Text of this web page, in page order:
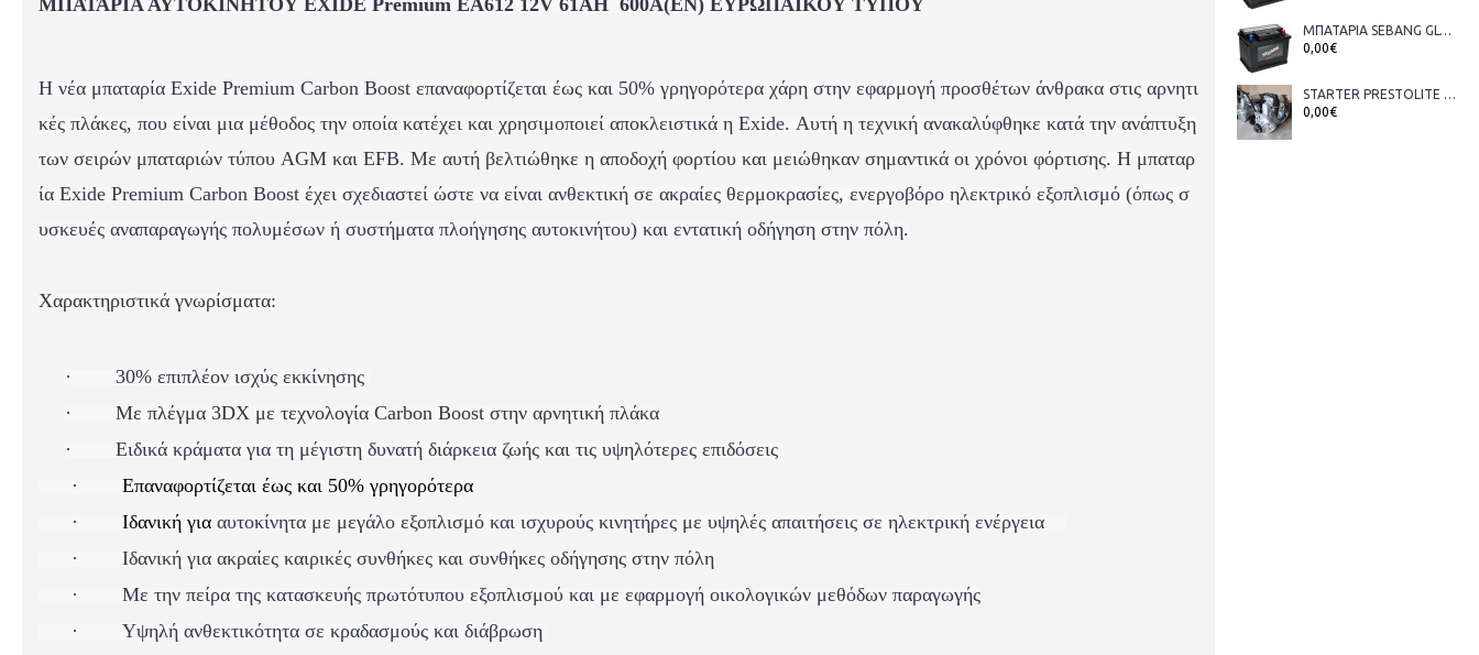
ΜΠΑΤΑΡΙΑ SEBANG GLOBAL 55066 12V 50AH 415A KOREA
0,00€
STARTER PRESTOLITE ORIGINAL OE M128R3824SER 24V 10kW
0,00€
ΜΠΑΤΑΡΙΑ ΑΥΤΟΚΙΝΗΤΟΥ EXIDE Premium EA612 12V 61AH 600A(EN) ΕΥΡΩΠΑΙΚΟΥ ΤΥΠΟΥ
Η νέα μπαταρία Exide Premium Carbon Boost επαναφορτίζεται έως και 50% γρηγορότερα χάρη στην εφαρμογή προσθέτων άνθρακα στις αρνητι
κές πλάκες, που είναι μια μέθοδος την οποία κατέχει και χρησιμοποιεί αποκλειστικά η Exide. Αυτή η τεχνική ανακαλύφθηκε κατά την ανάπτυξη
των σειρών μπαταριών τύπου AGM και EFB. Με αυτή βελτιώθηκε η αποδοχή φορτίου και μειώθηκαν σημαντικά οι χρόνοι φόρτισης. Η μπαταρ
ία Exide Premium Carbon Boost έχει σχεδιαστεί ώστε να είναι ανθεκτική σε ακραίες θερμοκρασίες, ενεργοβόρο ηλεκτρικό εξοπλισμό (όπως σ
υσκευές αναπαραγωγής πολυμέσων ή συστήματα πλοήγησης αυτοκινήτου) και εντατική οδήγηση στην πόλη.
Xαρακτηριστικά γνωρίσματα:
·
30% επιπλέον ισχύς εκκίνησης
· Με πλέγμα 3DX με τεχνολογία Carbon Boost στην αρνητική πλάκα
·
Ειδικά κράματα για τη μέγιστη δυνατή διάρκεια ζωής και τις υψηλότερες επιδόσεις
·
Επαναφορτίζεται έως και 50% γρηγορότερα
·
Ιδανική για αυτοκίνητα με μεγάλο εξοπλισμό και ισχυρούς κινητήρες με υψηλές απαιτήσεις σε ηλεκτρική ενέργεια
·
Ιδανική για ακραίες καιρικές συνθήκες και συνθήκες οδήγησης στην πόλη
·
Με την πείρα της κατασκευής πρωτότυπου εξοπλισμού και με εφαρμογή οικολογικών μεθόδων παραγωγής
·
Υψηλή ανθεκτικότητα σε κραδασμούς και διάβρωση